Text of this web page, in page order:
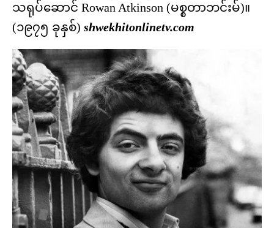
သရုပ်ဆောင် Rowan Atkinson (မစ္စတာဘင်းမ်)။
(၁၉၇၅ ခုနှစ်) shwekhitonlinetv.com